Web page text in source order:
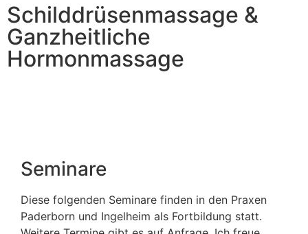
Schilddrüsenmassage &
Ganzheitliche
Hormonmassage
Seminare
Diese folgenden Seminare finden in den Praxen
Paderborn und Ingelheim als Fortbildung statt.